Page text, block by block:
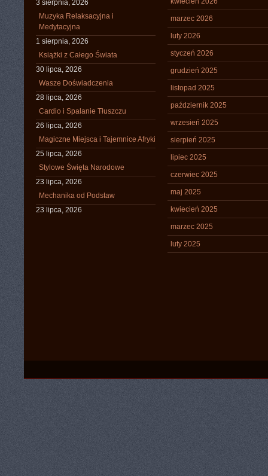
3 sierpnia, 2026
Muzyka Relaksacyjna i
Medytacyjna
1 sierpnia, 2026
Książki z Całego Świata
30 lipca, 2026
Wasze Doświadczenia
28 lipca, 2026
Cardio i Spalanie Tłuszczu
26 lipca, 2026
Magiczne Miejsca i Tajemnice Afryki
25 lipca, 2026
Stylowe Święta Narodowe
23 lipca, 2026
Mechanika od Podstaw
23 lipca, 2026
marzec 2026
luty 2026
styczeń 2026
grudzień 2025
listopad 2025
październik 2025
wrzesień 2025
sierpień 2025
lipiec 2025
czerwiec 2025
maj 2025
kwiecień 2025
marzec 2025
luty 2025